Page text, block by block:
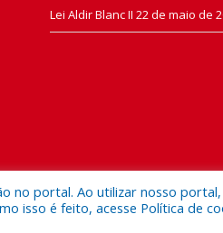
Lei Aldir Blanc II 22 de maio de
Vigia de Nazaré.
no portal. Ao utilizar nosso
isso é feito, acesse Política de